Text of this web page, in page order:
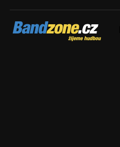
Bandzone.cz
žijeme hudbou